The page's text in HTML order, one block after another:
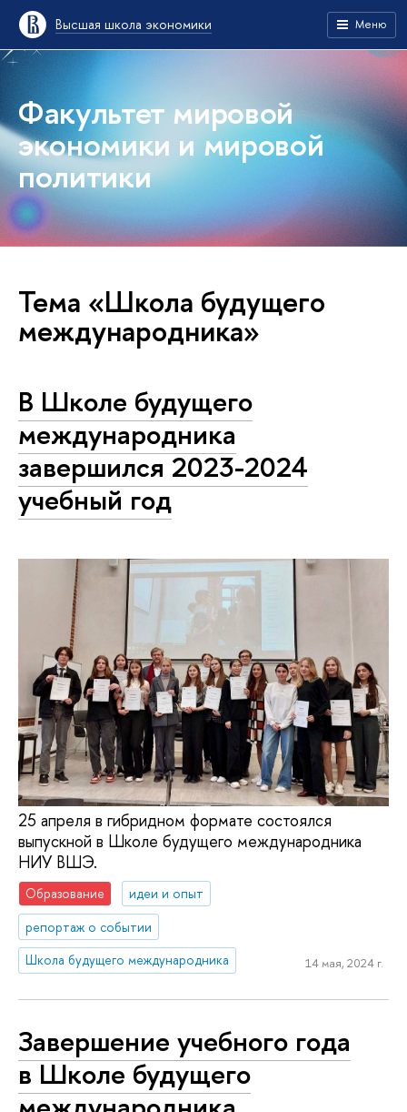
Высшая школа экономики Меню
Факультет мировой
экономики и мировой
политики
Тема «Школа будущего
международника»
В Школе будущего
международника
завершился 2023-2024
учебный год
25 апреля в гибридном формате состоялся
выпускной в Школе будущего международника
НИУ ВШЭ.
Образование
идеи и опыт
репортаж о событии
Школа будущего международника
14 мая, 2024 г.
Завершение учебного года
в Школе будущего